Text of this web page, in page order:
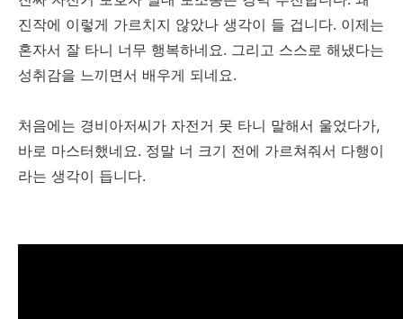
진작에 이렇게 가르치지 않았나 생각이 들 겁니다. 이제는
혼자서 잘 타니 너무 행복하네요. 그리고 스스로 해냈다는
성취감을 느끼면서 배우게 되네요.
처음에는 경비아저씨가 자전거 못 타니 말해서 울었다가,
바로 마스터했네요. 정말 너 크기 전에 가르쳐줘서 다행이
라는 생각이 듭니다.